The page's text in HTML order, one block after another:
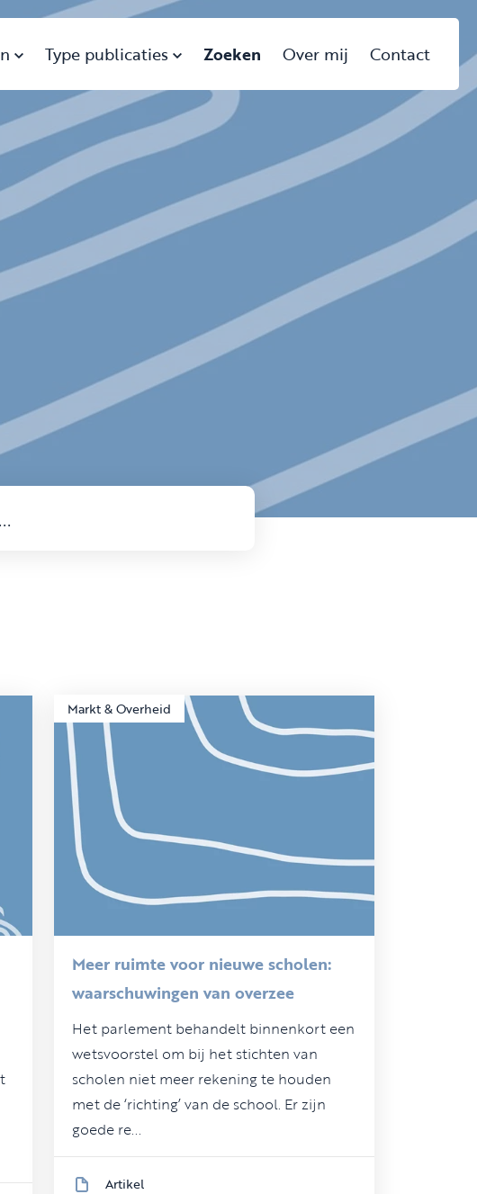
Type publicaties Zoeken Over mij Contact
Markt & Overheid
Meer ruimte voor nieuwe scholen:
waarschuwingen van overzee
Het parlement behandelt binnenkort een
wetsvoorstel om bij het stichten van
scholen niet meer rekening te houden
met de ‘richting’ van de school. Er zijn
goede re...
Artikel